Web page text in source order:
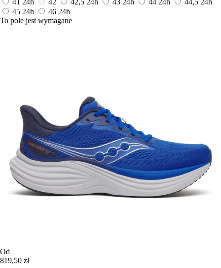
41 24h 42 42,5 24h 43 24h 44 24h 44,5 24h
45 24h 46 24h
To pole jest wymagane
Od
819,50 zł